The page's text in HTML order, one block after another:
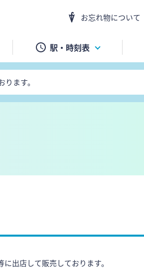
お忘れ物について
駅・時刻表
ます。
出店して販売しております。